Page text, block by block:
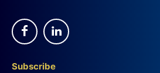
Subscribe